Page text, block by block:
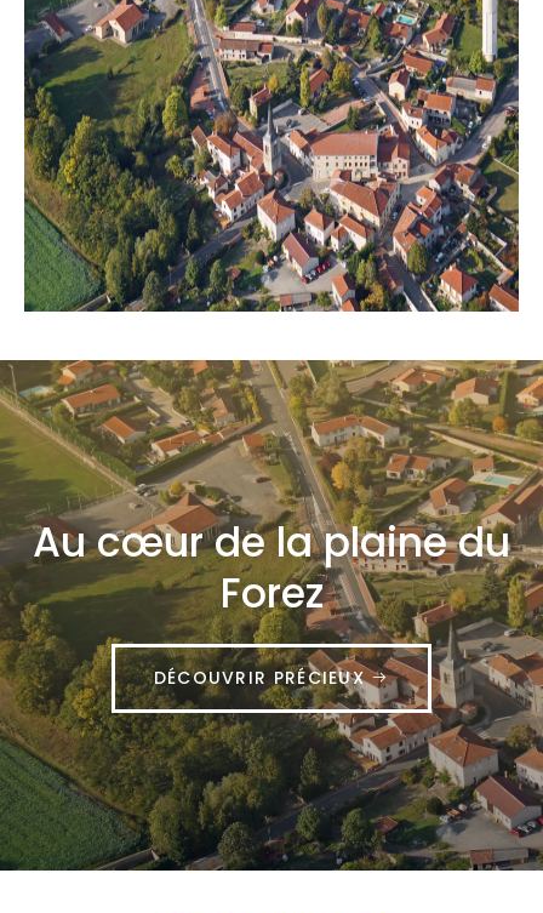
Au cœur de la plaine du
Forez
DÉCOUVRIR PRÉCIEUX